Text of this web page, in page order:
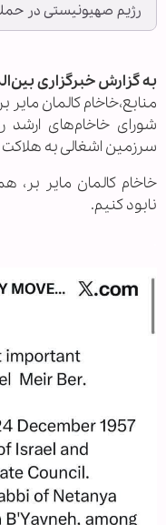
رژیم صهیونیستی در
به گزارش خبرگزاری
منابع،خاخام کالمان
شورای خاخام‌های ارشد
سرزمین اشغالی به
خاخام کالمان مایر
نابود کنیم.